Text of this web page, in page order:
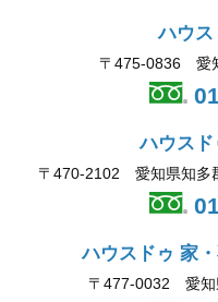
ハウ
〒475-0836 愛
ハウス
〒470-2102 愛知県知多
ハウスドゥ 家
〒477-0032 愛知